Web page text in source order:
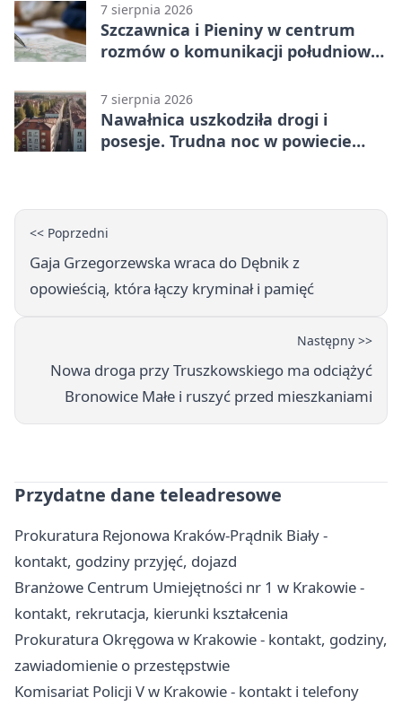
7 sierpnia 2026
Szczawnica i Pieniny w centrum
rozmów o komunikacji południowej
7 sierpnia 2026
Nawałnica uszkodziła drogi i
posesje. Trudna noc w powiecie
<< Poprzedni
Gaja Grzegorzewska wraca do Dębnik z
opowieścią, która łączy kryminał i pamięć
Następny >>
Nowa droga przy Truszkowskiego ma odciążyć
Bronowice Małe i ruszyć przed mieszkaniami
Przydatne dane teleadresowe
Prokuratura Rejonowa Kraków-Prądnik Biały -
kontakt, godziny przyjęć, dojazd
Branżowe Centrum Umiejętności nr 1 w Krakowie -
kontakt, rekrutacja, kierunki kształcenia
Prokuratura Okręgowa w Krakowie - kontakt, godziny,
zawiadomienie o przestępstwie
Komisariat Policji V w Krakowie - kontakt i telefony